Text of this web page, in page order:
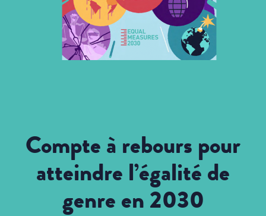
Compte à rebours pour
atteindre l’égalité de
genre en 2030